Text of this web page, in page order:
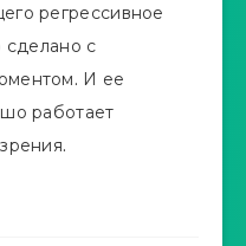
регрессивное
сделано с
И ее
работает